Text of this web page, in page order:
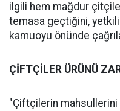
ilgili hem mağdur
temasa geçtiğini,
kamuoyu önünde
ÇİFTÇİLER ÜRÜNÜ
"Çiftçilerin mahsullerini